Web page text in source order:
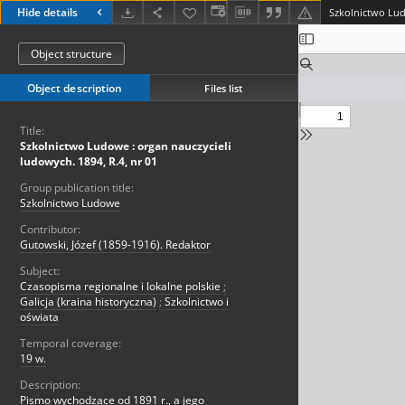
Hide details
Object structure
Object description Files list
Title:
Szkolnictwo Ludowe : organ nauczycieli
ludowych. 1894, R.4, nr 01
Group publication title:
Szkolnictwo Ludowe
Contributor:
Gutowski, Józef (1859-1916). Redaktor
Subject:
Czasopisma regionalne i lokalne polskie ;
Galicja (kraina historyczna) ; Szkolnictwo i
oświata
Temporal coverage:
19 w.
Description:
Pismo wychodzące od 1891 r., a jego